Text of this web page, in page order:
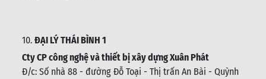
10. ĐẠI LÝ THÁI BÌNH 1
Cty CP công nghệ và thiết bị xây dựng Xuân Phát
Đ/c: Số nhà 88 - đường Đỗ Toại - Thị trấn An Bài - Quỳnh